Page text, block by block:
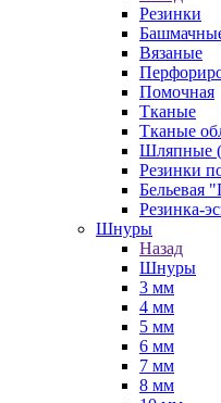
Резинки
Вязаные
Помочная
Тканые
Тканые
Шляпные
Резинки
Бельевая
Резинка-
Шнуры
Назад
Шнуры
3 мм
4 мм
5 мм
6 мм
7 мм
8 мм